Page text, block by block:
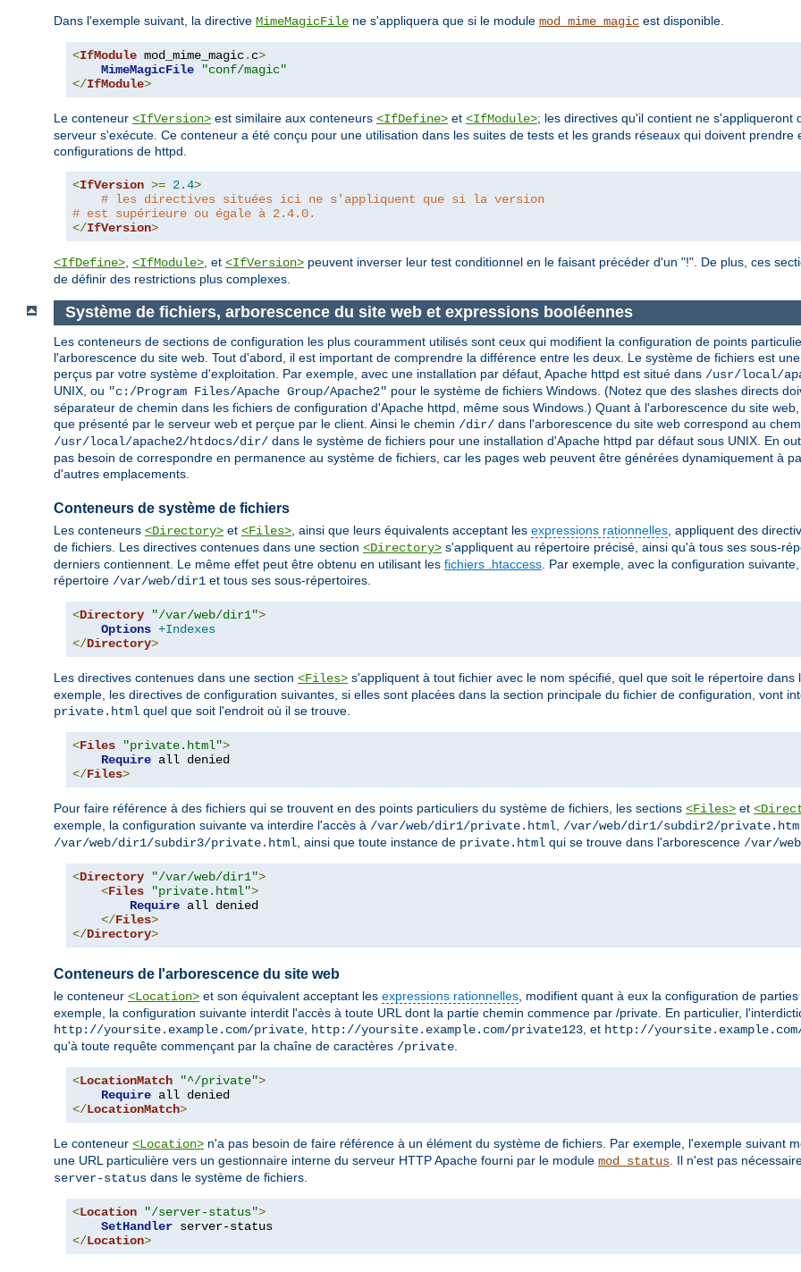
Dans l'exemple suivant, la directive MimeMagicFile ne s'appliquera que si le module mod_mime_magic est disponible.
<IfModule mod_mime_magic. c>
MimeMagicFile
"conf/magic"
</IfModule>
Le conteneur <IfVersion> est similaire aux conteneurs <IfDefine> et <IfModule>; les directives qu'il contient ne s'appliqueront
serveur s'exécute. Ce conteneur a été conçu pour une utilisation dans les suites de tests et les grands réseaux qui doivent prendre
configurations de httpd.
<IfVersion >= 2.4>
# les directives situées ici ne s'appliquent que si la version
# est supérieure ou égale à 2.4.0.
</IfVersion>
<IfDefine> <IfModule> , et <IfVersion> peuvent inverser leur test conditionnel en le faisant précéder d'un "!". De plus, ces
de définir des restrictions plus complexes.
Système de fichiers, arborescence du site web et expressions booléennes
Les conteneurs de sections de configuration les plus couramment utilisés sont ceux qui modifient la configuration de points
l'arborescence du site web. Tout d'abord, il est important de comprendre la différence entre les deux. Le système de fichiers est
perçus par votre système d'exploitation. Par exemple, avec une installation par défaut, Apache httpd est situé dans /usr/local/
UNIX, ou "c:/Program Files/Apache Group/Apache2" pour le système de fichiers Windows. (Notez que des slashes directs
séparateur de chemin dans les fichiers de configuration d'Apache httpd, même sous Windows.) Quant à l'arborescence du site
que présenté par le serveur web et perçue par le client. Ainsi le chemin /dir/ dans l'arborescence du site web correspond au
/usr/local/apache2/htdocs/dir/ dans le système de fichiers pour une installation d'Apache httpd par défaut sous UNIX. En
pas besoin de correspondre en permanence au système de fichiers, car les pages web peuvent être générées dynamiquement à
d'autres emplacements.
Conteneurs de système de fichiers
Les conteneurs <Directory> et <Files>, ainsi que leurs équivalents acceptant les expressions rationnelles, appliquent des
de fichiers. Les directives contenues dans une section <Directory> s'appliquent au répertoire précisé, ainsi qu'à tous ses sous-
derniers contiennent. Le même effet peut être obtenu en utilisant les fichiers .htaccess. Par exemple, avec la configuration
répertoire /var/web/dir1 et tous ses sous-répertoires.
<Directory "/var/web/dir1">
Options +Indexes
</Directory>
Les directives contenues dans une section <Files> s'appliquent à tout fichier avec le nom spécifié, quel que soit le répertoire dans
exemple, les directives de configuration suivantes, si elles sont placées dans la section principale du fichier de configuration, vont
private.html quel que soit l'endroit où il se trouve.
<Files "private.html">
Require
</Files>
Pour faire référence à des fichiers qui se trouvent en des points particuliers du système de fichiers, les sections <Files> et
exemple, la configuration suivante va interdire l'accès à /var/web/dir1/private.html, /var/web/dir1/subdir2/
/var/web/dir1/subdir3/private.html, ainsi que toute instance de private.html qui se trouve dans l'arborescence /var/
<Directory "/var/web/dir1">
<Files "private.html">
Require all denied
</Files>
</Directory>
Conteneurs de l'arborescence du site web
le conteneur <Location> et son équivalent acceptant les expressions rationnelles, modifient quant à eux la configuration de
exemple, la configuration suivante interdit l'accès à toute URL dont la partie chemin commence par /private. En particulier,
http://yoursite.example.com/private, http://yoursite.example.com/private123, et http://
qu'à toute requête commençant par la chaîne de caractères /private.
<LocationMatch "^/private">
Require
</LocationMatch>
Le conteneur <Location> n'a pas besoin de faire référence à un élément du système de fichiers. Par exemple, l'exemple suivant
une URL particulière vers un gestionnaire interne du serveur HTTP Apache fourni par le module mod_status. Il n'est pas
server-status dans le système de fichiers.
<Location "/server-status">
SetHandler
</Location>